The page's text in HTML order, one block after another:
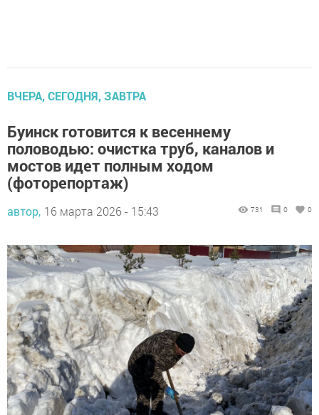
ВЧЕРА, СЕГОДНЯ, ЗАВТРА
Буинск готовится к весеннему
половодью: очистка труб, каналов и
мостов идет полным ходом
(фоторепортаж)
автор, 16 марта 2026 - 15:43 731 0 0